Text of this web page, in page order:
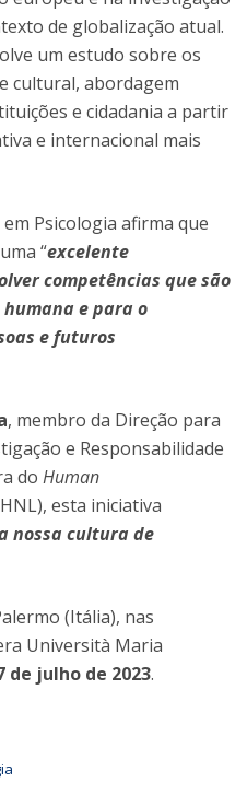
de globalização atual.
um estudo sobre os
cultural, abordagem
e cidadania a partir
e internacional mais
Psicologia afirma que
“excelente
competências que são
e para o
e futuros
, membro da Direção para
e Responsabilidade
do Human
esta iniciativa
nossa cultura de
(Itália), nas
Università Maria
de julho de 2023.